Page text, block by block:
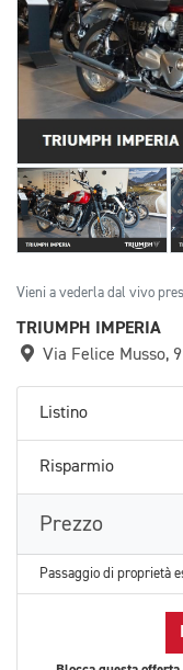
Vieni a vederla dal vivo
TRIUMPH IMPERIA
Via Felice Musso,
Listino
Risparmio
Prezzo
Passaggio di proprietà